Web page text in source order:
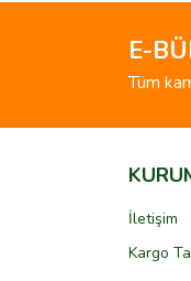
E-
Tüm
İletişim
Kargo